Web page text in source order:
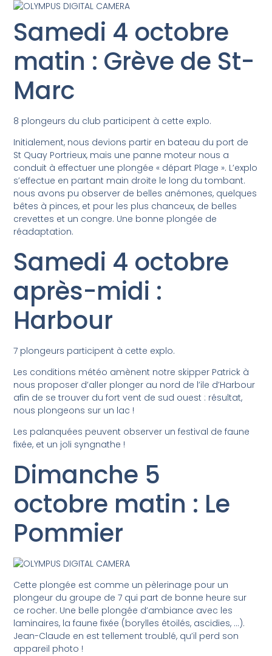
Samedi 4 octobre
matin : Grève de St-
Marc
8 plongeurs du club participent à cette explo.
Initialement, nous devions partir en bateau du port de
St Quay Portrieux, mais une panne moteur nous a
conduit à effectuer une plongée « départ Plage ». L’explo
s’effectue en partant main droite le long du tombant.
nous avons pu observer de belles anémones, quelques
bêtes à pinces, et pour les plus chanceux, de belles
crevettes et un congre. Une bonne plongée de
réadaptation.
Samedi 4 octobre
après-midi :
Harbour
7 plongeurs participent à cette explo.
Les conditions météo amènent notre skipper Patrick à
nous proposer d’aller plonger au nord de l’ile d’Harbour
afin de se trouver du fort vent de sud ouest : résultat,
nous plongeons sur un lac !
Les palanquées peuvent observer un festival de faune
fixée, et un joli syngnathe !
Dimanche 5
octobre matin : Le
Pommier
Cette plongée est comme un pèlerinage pour un
plongeur du groupe de 7 qui part de bonne heure sur
ce rocher. Une belle plongée d’ambiance avec les
laminaires, la faune fixée (borylles étoilés, ascidies, …).
Jean-Claude en est tellement troublé, qu’il perd son
appareil photo !